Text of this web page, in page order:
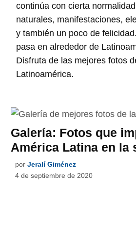
continúa con cierta
naturales, manifestaciones,
y también un poco de
pasa en alrededor de
Disfruta de las mejores fotos
Latinoamérica.
Galería: Fotos que
América Latina en la
por Jeralí Giménez
4 de septiembre de 2020